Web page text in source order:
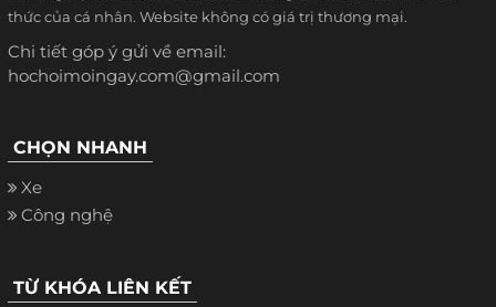
thức của cá nhân. Website không có giá trị thương mại.
Chi tiết góp ý gửi về email:
hochoimoingay.com@gmail.com
CHỌN NHANH
Xe
Công nghệ
TỪ KHÓA LIÊN KẾT